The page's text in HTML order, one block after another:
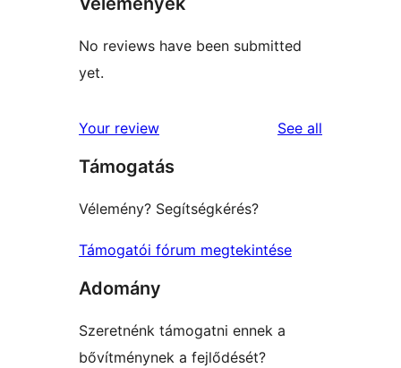
No reviews have been submitted
yet.
Your review See all
Támogatás
Vélemény? Segítségkérés?
Támogatói fórum megtekintése
Adomány
Szeretnénk támogatni ennek a
bővítménynek a fejlődését?